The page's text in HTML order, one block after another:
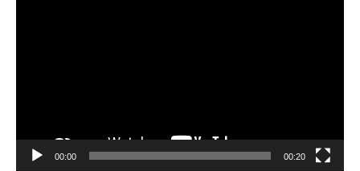
00:00 00:20